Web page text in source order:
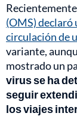
(OMS) declaró
circulación de
variante,
mostrado un
virus se ha
seguir
los viajes